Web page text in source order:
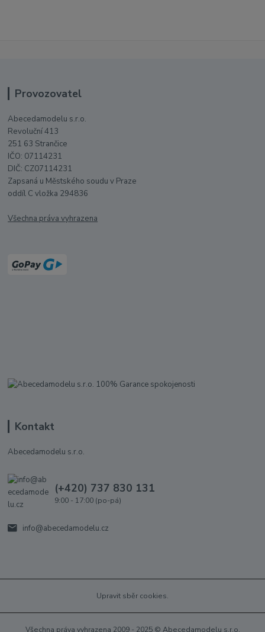
Provozovatel
Abecedamodelu s.r.o.
Revoluční 413
251 63 Strančice
IČO: 07114231
DIČ: CZ07114231
Zapsaná u Městského soudu v Praze
oddíl C vložka 294836
Všechna práva vyhrazena
Kontakt
Abecedamodelu s.r.o.
(+420) 737 830 131
9:00 - 17:00 (po-pá)
info@abecedamodelu.cz
Upravit sběr cookies.
Všechna práva vyhrazena 2009 - 2025 © Abecedamodelu s.r.o.